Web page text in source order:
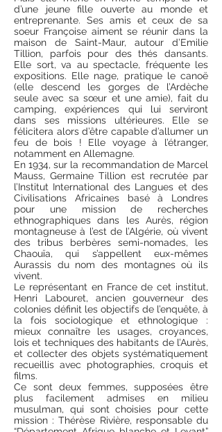
d’une jeune fille ouverte au monde et
entreprenante. Ses amis et ceux de sa
soeur Françoise aiment se réunir dans la
maison de Saint-Maur, autour d’Emilie
Tillion, parfois pour des thés dansants.
Elle sort, va au spectacle, fréquente les
expositions. Elle nage, pratique le canoë
(elle descend les gorges de l’Ardèche
seule avec sa sœur et une amie), fait du
camping, expériences qui lui serviront
dans ses missions ultérieures. Elle se
félicitera alors d’être capable d’allumer un
feu de bois ! Elle voyage à l’étranger,
notamment en Allemagne.
En 1934, sur la recommandation de Marcel
Mauss, Germaine Tillion est recrutée par
l’Institut International des Langues et des
Civilisations Africaines basé à Londres
pour une mission de recherches
ethnographiques dans les Aurès, région
montagneuse à l’est de l’Algérie, où vivent
des tribus berbères semi-nomades, les
Chaouïa, qui s’appellent eux-mêmes
Aurassis du nom des montagnes où ils
vivent.
Le représentant en France de cet institut,
Henri Labouret, ancien gouverneur des
colonies définit les objectifs de l’enquête, à
la fois sociologique et ethnologique :
mieux connaître les usages, croyances,
lois et techniques des habitants de l’Aurès,
et collecter des objets systématiquement
recueillis avec photographies, croquis et
films.
Ce sont deux femmes, supposées être
plus facilement admises en milieu
musulman, qui sont choisies pour cette
mission : Thérèse Rivière, responsable du